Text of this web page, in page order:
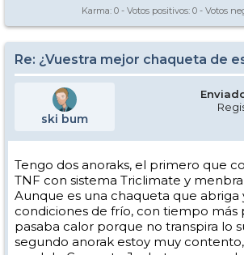
Karma: 0 - Votos positivos: 0 - Votos
Re: ¿Vuestra mejor chaqueta de
ski bum
Tengo dos anoraks, el primero que
TNF con sistema Triclimate y
Aunque es una chaqueta que abriga
condiciones de frío, con tiempo más
pasaba calor porque no transpira lo
segundo anorak estoy muy contento,